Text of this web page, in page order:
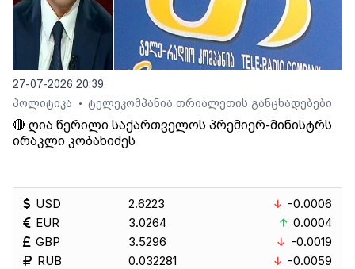
27-07-2026 20:39
პოლიტიკა
• ტელეკომპანია თრიალეთის განცხადებები
🔴 ღია წერილი საქართველოს პრემიერ-მინისტრს
ირაკლი კობახიძეს
USD
EUR
GBP
RUB
2.6223
3.0264
3.5296
0.032281
-0.0006
0.0004
-0.0019
-0.0059